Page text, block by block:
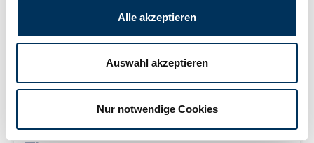
Alle akzeptieren
Auswahl akzeptieren
Nur notwendige Cookies
SSB Battery
54,7kg
Downloads